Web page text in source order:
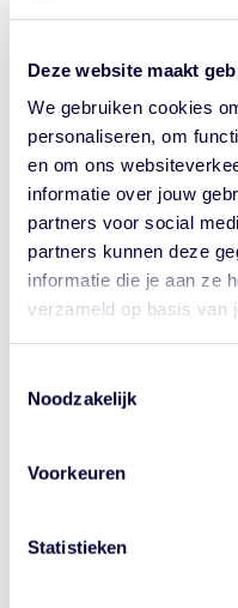
Deze website maakt
We gebruiken cookies
personaliseren, om
en om ons
informatie over jouw
partners voor social
partners kunnen deze
informatie die je aan ze
verzameld op basis van
Noodzakelijk
Voorkeuren
Statistieken
(jeugd)toernooien
speelde ze college
Met ‘Perfumerias
2021/2022 kampioen
club ook tweede en
seizoen komt Emese
Tsjechië). Daar verloor
naar het
LAURA CORNELIUS
Point guard Laura
lijnen uit en speelde al
jaar scoorde ze bijna
Mersin Yenisehir, een
werd in de
Ook Laura is een
eindtoernooien mee.